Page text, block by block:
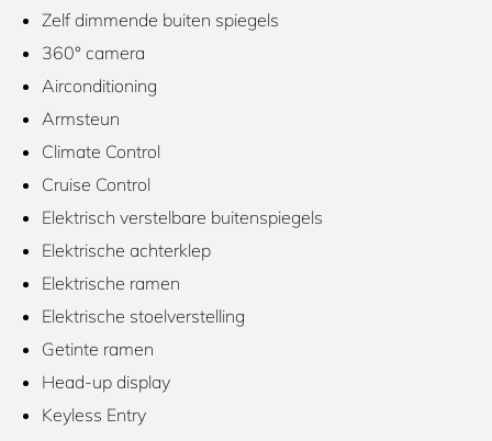
Zelf dimmende buiten spiegels
360° camera
Airconditioning
Armsteun
Climate Control
Cruise Control
Elektrisch verstelbare buitenspiegels
Elektrische achterklep
Elektrische ramen
Elektrische stoelverstelling
Getinte ramen
Head-up display
Keyless Entry